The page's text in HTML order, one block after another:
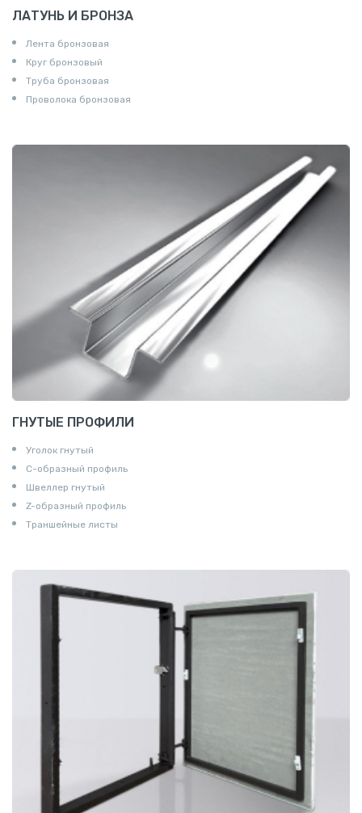
ЛАТУНЬ И БРОНЗА
Лента бронзовая
Круг бронзовый
Труба бронзовая
Проволока бронзовая
ГНУТЫЕ ПРОФИЛИ
Уголок гнутый
С-образный профиль
Швеллер гнутый
Z-образный профиль
Траншейные листы